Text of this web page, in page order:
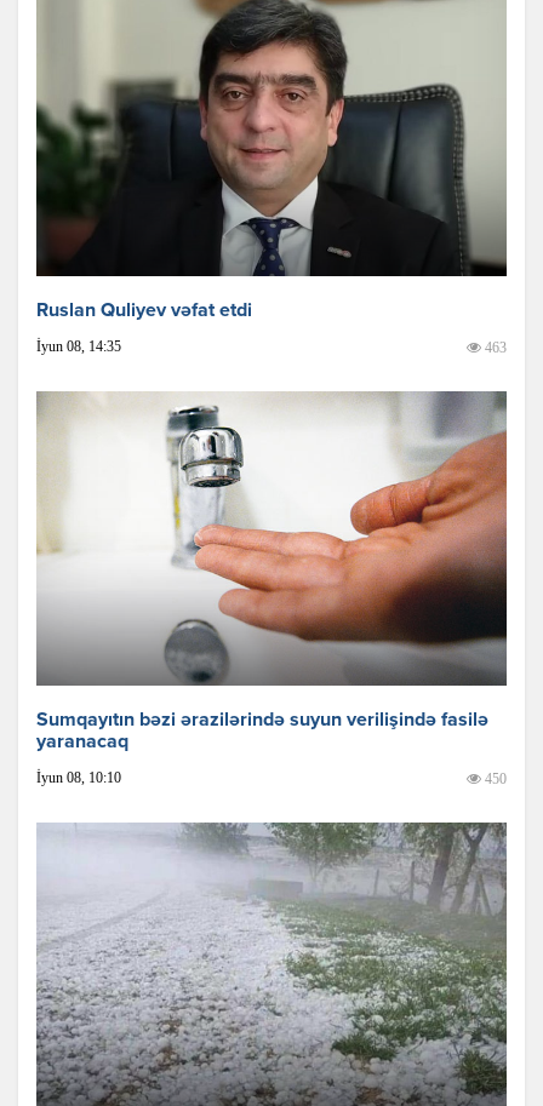
Ruslan Quliyev vəfat etdi
İyun 08, 14:35 463
Sumqayıtın bəzi ərazilərində suyun verilişində fasilə
yaranacaq
İyun 08, 10:10 450